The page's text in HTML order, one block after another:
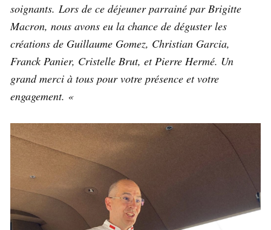
soignants. Lors de ce déjeuner parrainé par Brigitte
Macron, nous avons eu la chance de déguster les
créations de Guillaume Gomez, Christian Garcia,
Franck Panier, Cristelle Brut, et Pierre Hermé. Un
grand merci à tous pour votre présence et votre
engagement. «